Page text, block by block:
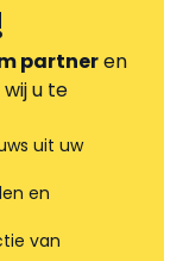
partneren
u te
uit uw
en
van